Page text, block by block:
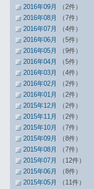
2016年09月
（2件）
2016年08月
（7件）
2016年07月
（4件）
2016年06月
（5件）
2016年05月
（9件）
2016年04月
（5件）
2016年03月
（4件）
2016年02月
（2件）
2016年01月
（2件）
2015年12月
（2件）
2015年11月
（2件）
2015年10月
（7件）
2015年09月
（8件）
2015年08月
（7件）
2015年07月
（12件）
2015年06月
（8件）
2015年05月
（11件）